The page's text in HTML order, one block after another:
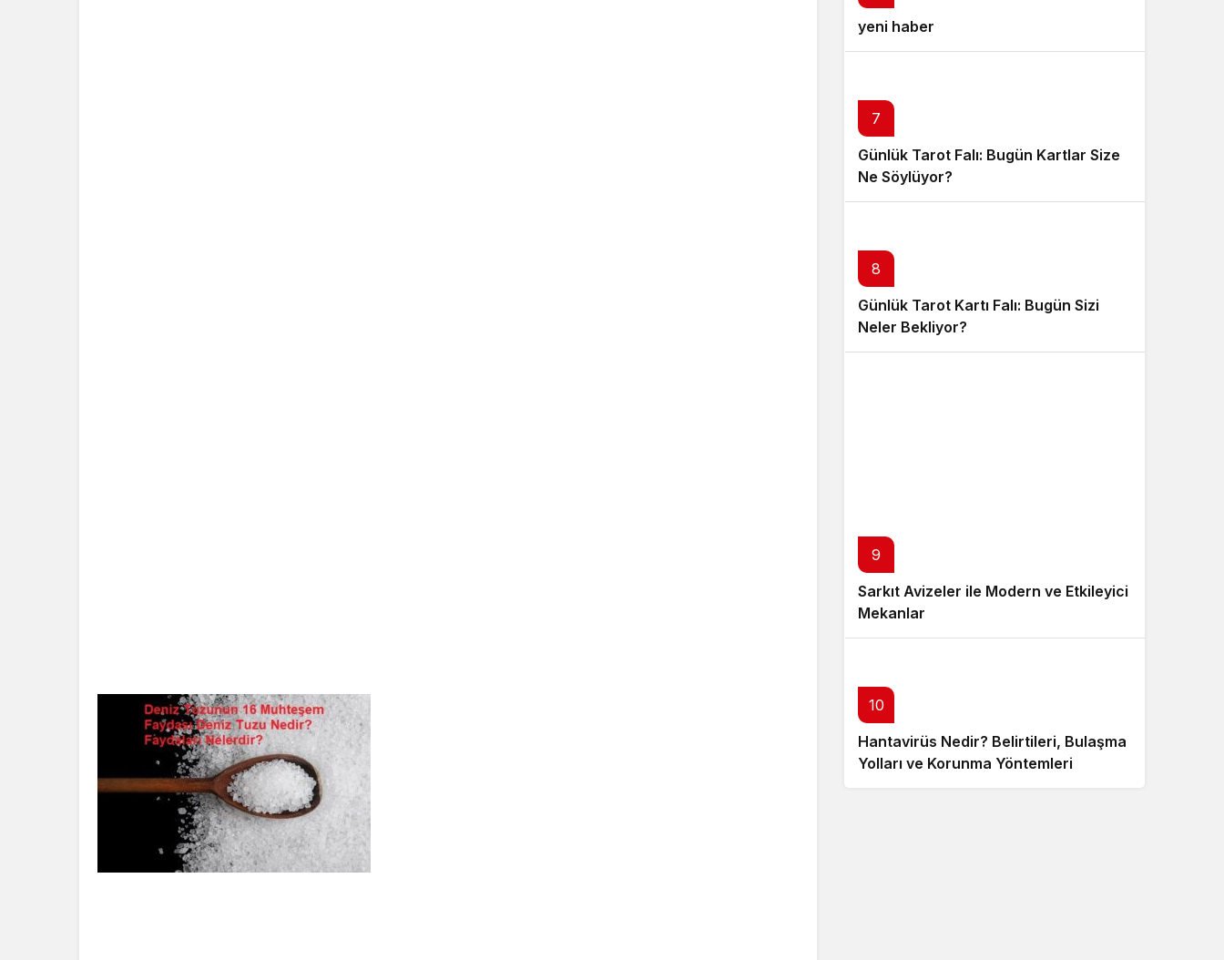
yeni haber
7
Günlük Tarot Falı: Bugün Kartlar Size
Ne Söylüyor?
8
Günlük Tarot Kartı Falı: Bugün Sizi
Neler Bekliyor?
9
Sarkıt Avizeler ile Modern ve Etkileyici
Mekanlar
10
Hantavirüs Nedir? Belirtileri, Bulaşma
Yolları ve Korunma Yöntemleri